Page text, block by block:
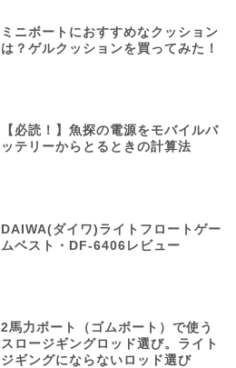
ミニボートにおすすめなクッション
は？ゲルクッションを買ってみた！
【必読！】魚探の電源をモバイルバ
ッテリーからとるときの計算法
DAIWA(ダイワ)ライトフロートゲー
ムベスト・DF-6406レビュー
2馬力ボート（ゴムボート）で使う
スロージギングロッド選び。ライト
ジギングにならないロッド選び